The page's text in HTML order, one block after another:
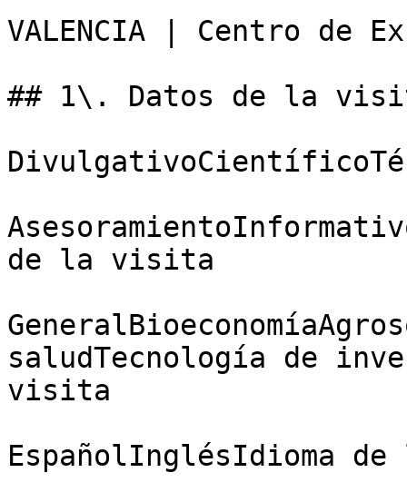
VALENCIA | Centro de
## 1\. Datos de la
de la visita
saludTecnología de
visita
EspañolInglésIdioma